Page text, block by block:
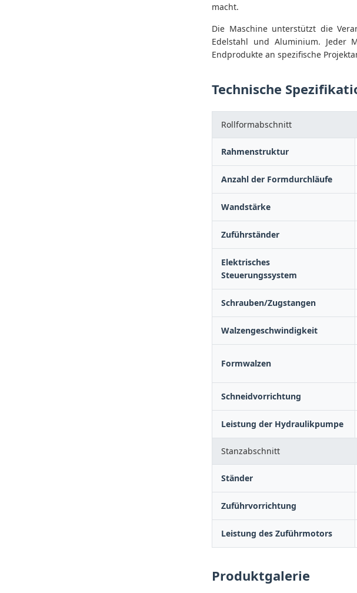
macht.
Die Maschine unterstützt die
Edelstahl und Aluminium. Jeder
Endprodukte an spezifische
Technische
Rollformabschnitt
Rahmenstruktur
Anzahl der Formdurchläufe
Wandstärke
Zuführständer
Elektrisches
Steuerungssystem
Schrauben/Zugstangen
Walzengeschwindigkeit
Formwalzen
Schneidvorrichtung
Leistung der Hydraulikpumpe
Stanzabschnitt
Ständer
Zuführvorrichtung
Leistung des Zuführmotors
Produktgalerie